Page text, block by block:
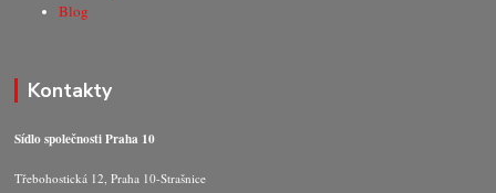
Blog
Kontakty
Sídlo společnosti Praha 10
Třebohostická 12, Praha 10-Strašnice